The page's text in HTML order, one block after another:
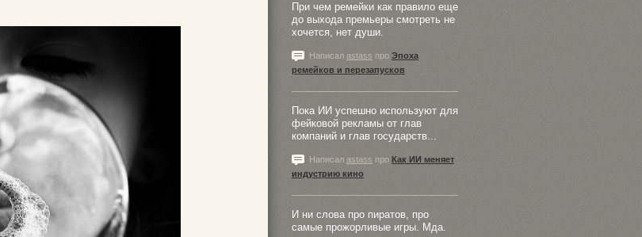
При чем ремейки как правило еще
до выхода премьеры смотреть не
хочется, нет души.
Написал astass про Эпоха
ремейков и перезапусков
Пока ИИ успешно используют для
фейковой рекламы от глав
компаний и глав государств...
Написал astass про Как ИИ меняет
индустрию кино
И ни слова про пиратов, про
самые прожорливые игры. Мда.